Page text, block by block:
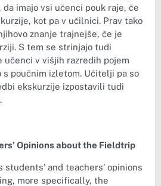
da imajo vsi učenci pouk raje, če
kot pa v učilnici. Prav tako
znanje trajnejše, če je
S tem se strinjajo tudi
v višjih razredih pojem
s poučnim izletom. Učitelji pa so
ekskurzije izpostavili tudi
Opinions about the Fieldtrip
and teachers’ opinions
more specifically, the